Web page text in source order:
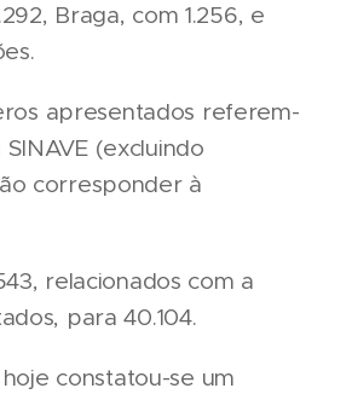
Braga, com 1.256, e
apresentados referem-
(excluindo
corresponder à
relacionados com a
para 40.104.
constatou-se um